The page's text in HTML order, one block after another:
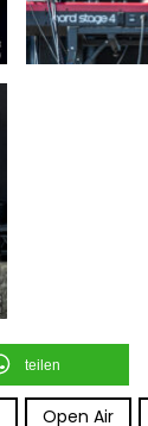
teilen
Open Air